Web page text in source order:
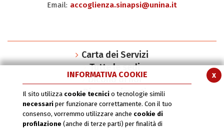
Email: accoglienza.sinapsi@unina.it
Carta dei Servizi
Tutte le sedi
Dicono di noi
Riconoscimenti
SInAPSi book series
Il Logo
x
INFORMATIVA COOKIE
Il sito utilizza cookie tecnici o tecnologie simili
necessari per funzionare correttamente. Con il tuo
consenso, vorremmo utilizzare anche cookie di
profilazione (anche di terze parti) per finalità di